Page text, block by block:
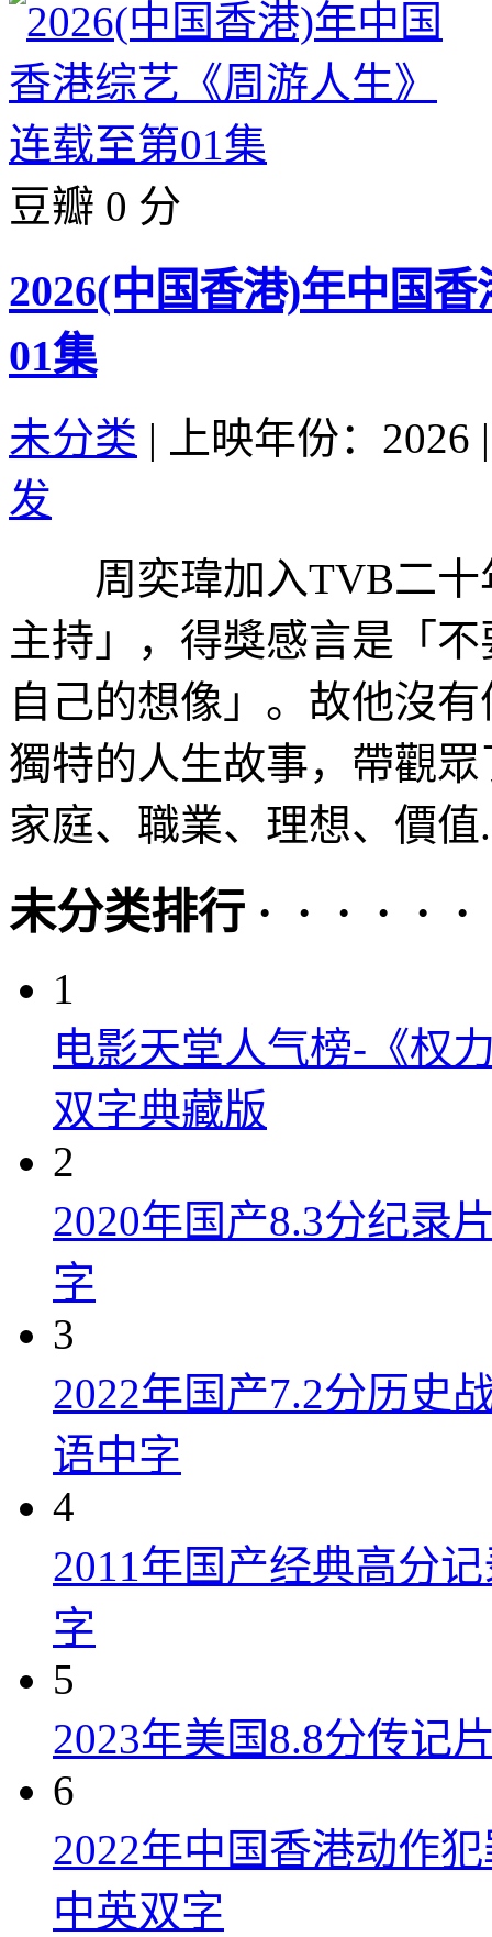
豆瓣 0 分
2026(中国香港)年中国
01集
未分类 | 上映年份：2026 |
发
周奕瑋加入TVB二十
主持」，得獎感言是「
自己的想像」。故他沒
獨特的人生故事，帶觀
家庭、職業、理想、價
未分类排行 · · · · · ·
1
电影天堂人气榜-《权
双字典藏版
2
2020年国产8.3分纪录
字
3
2022年国产7.2分历史
语中字
4
2011年国产经典高分
字
5
2023年美国8.8分传记
6
2022年中国香港动作
中英双字